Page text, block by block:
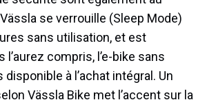
se verrouille (Sleep Mode)
sans utilisation, et est
l’aurez compris, l’e-bike sans
disponible à l’achat intégral. Un
Vässla Bike met l’accent sur la